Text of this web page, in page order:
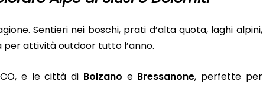
Sentieri nei boschi, prati d’alta quota, laghi alpini,
attività outdoor tutto l’anno.
e le città di Bolzano e Bressanone, perfette per